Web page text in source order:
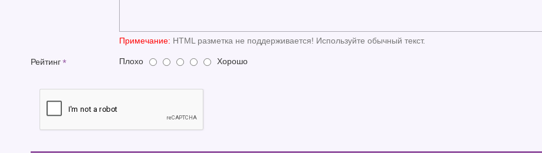
Примечание: HTML разметка не поддерживается! Используйте обычный текст.
Рейтинг Плохо Хорошо